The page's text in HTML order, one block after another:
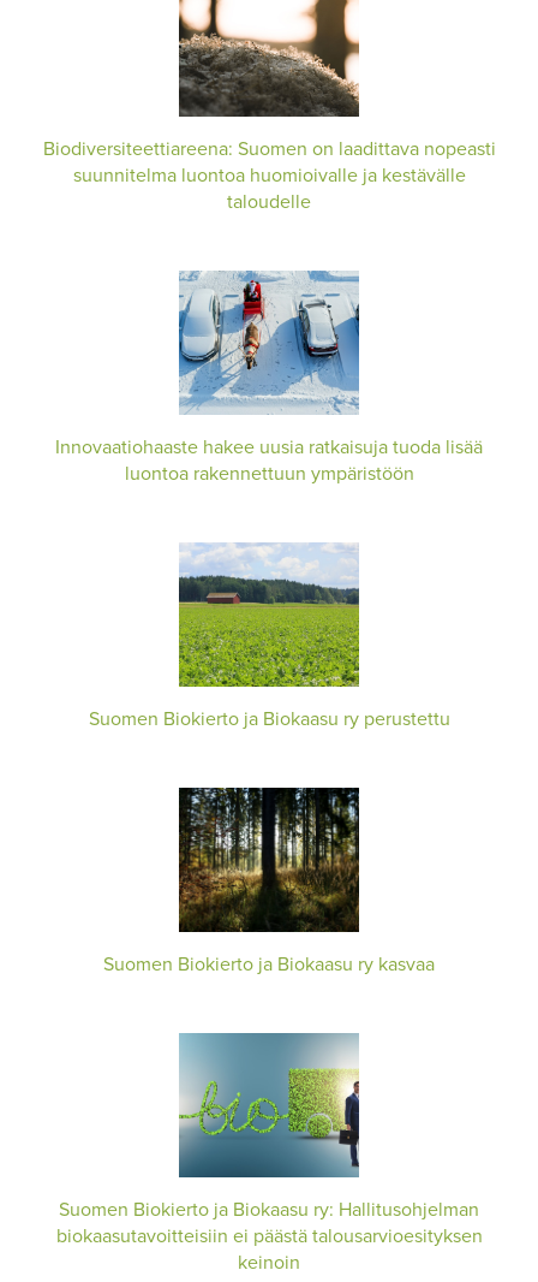
Biodiversiteettiareena: Suomen on laadittava nopeasti
suunnitelma luontoa huomioivalle ja kestävälle
taloudelle
Innovaatiohaaste hakee uusia ratkaisuja tuoda lisää
luontoa rakennettuun ympäristöön
Suomen Biokierto ja Biokaasu ry perustettu
Suomen Biokierto ja Biokaasu ry kasvaa
Suomen Biokierto ja Biokaasu ry: Hallitusohjelman
biokaasutavoitteisiin ei päästä talousarvioesityksen
keinoin